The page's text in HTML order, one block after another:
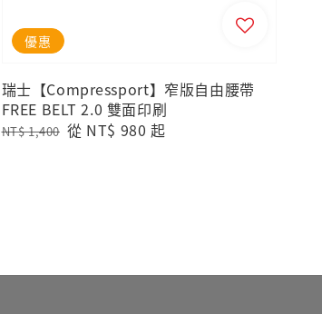
優惠
瑞士【Compressport】窄版自由腰帶
FREE BELT 2.0 雙面印刷
Regular
NT$ 1,400 Sale
從 NT$ 980 起